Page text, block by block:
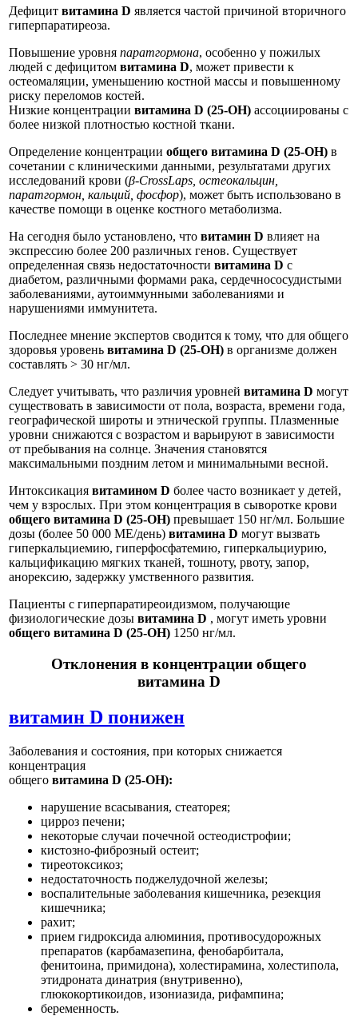
Дефицит витамина D является частой причиной вторичного
гиперпаратиреоза.
Повышение уровня паратгормона, особенно у пожилых
людей с дефицитом витамина D, может привести к
остеомаляции, уменьшению костной массы и повышенному
риску переломов костей.
Низкие концентрации витамина D (25-OH) ассоциированы с
более низкой плотностью костной ткани.
Определение концентрации общего витамина D (25-OH) в
сочетании с клиническими данными, результатами других
исследований крови (β-CrossLaps, остеокальцин,
паратгормон, кальций, фосфор), может быть использовано в
качестве помощи в оценке костного метаболизма.
На сегодня было установлено, что витамин D влияет на
экспрессию более 200 различных генов. Существует
определенная связь недостаточности витамина D с
диабетом, различными формами рака, сердечнососудистыми
заболеваниями, аутоиммунными заболеваниями и
нарушениями иммунитета.
Последнее мнение экспертов сводится к тому, что для общего
здоровья уровень витамина D (25-OH) в организме должен
составлять > 30 нг/мл.
Следует учитывать, что различия уровней витамина D могут
существовать в зависимости от пола, возраста, времени года,
географической широты и этнической группы. Плазменные
уровни снижаются с возрастом и варьируют в зависимости
от пребывания на солнце. Значения становятся
максимальными поздним летом и минимальными весной.
Интоксикация витамином D более часто возникает у детей,
чем у взрослых. При этом концентрация в сыворотке крови
общего витамина D (25-OH) превышает 150 нг/мл. Большие
дозы (более 50 000 МЕ/день) витамина D могут вызвать
гиперкальциемию, гиперфосфатемию, гиперкальциурию,
кальцификацию мягких тканей, тошноту, рвоту, запор,
анорексию, задержку умственного развития.
Пациенты с гиперпаратиреоидизмом, получающие
физиологические дозы витамина D , могут иметь уровни
общего витамина D (25-OH) 1250 нг/мл.
Отклонения в концентрации общего
витамина D
витамин D понижен
Заболевания и состояния, при которых снижается
концентрация
общего витамина D (25-OH):
нарушение всасывания, стеаторея;
цирроз печени;
некоторые случаи почечной остеодистрофии;
кистозно-фиброзный остеит;
тиреотоксикоз;
недостаточность поджелудочной железы;
воспалительные заболевания кишечника, резекция
кишечника;
рахит;
прием гидроксида алюминия, противосудорожных
препаратов (карбамазепина, фенобарбитала,
фенитоина, примидона), холестирамина, холестипола,
этидроната динатрия (внутривенно),
глюкокортикоидов, изониазида, рифампина;
беременность.